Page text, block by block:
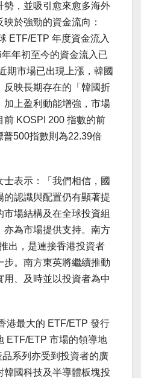
勢，並吸引愈來愈多海外
於強勁的資金流向：
ETF/ETP 年度資金流入
年初至今的資金流入已
期市場已出現上漲，韓國
反映長期存在的「韓國折
加上盈利動能增強，市場
KOSPI 200 指數的前
普500指數則為22.39倍
表示：「我們相信，國
的認識與配置仍有顯著提
場結構及在全球投資組
亦為市場提供支持。南方
出，是連接香港投資者
步。南方東英將繼續推動
用、及時並以投資者為中
港最大的 ETF/ETP 發行
ETF/ETP 市場的領導地
系列亦受到投資者的廣
國科技及半導體板塊投